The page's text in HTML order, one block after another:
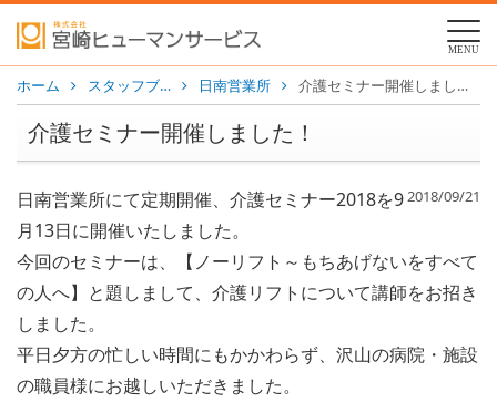
MENU
ホーム スタッフブ… 日南営業所 介護セミナー開催しました！
介護セミナー開催しました！
2018/09/21
日南営業所にて定期開催、介護セミナー2018を9
月13日に開催いたしました。
今回のセミナーは、【ノーリフト～もちあげないをすべて
の人へ】と題しまして、介護リフトについて講師をお招き
しました。
平日夕方の忙しい時間にもかかわらず、沢山の病院・施設
の職員様にお越しいただきました。